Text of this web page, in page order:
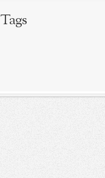
Tags